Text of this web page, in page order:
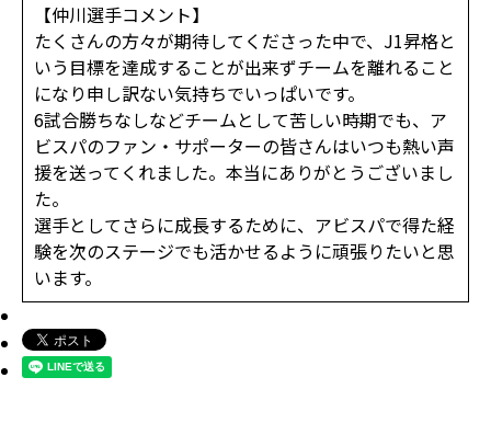
【仲川選手コメント】
たくさんの方々が期待してくださった中で、J1昇格と
いう目標を達成することが出来ずチームを離れること
になり申し訳ない気持ちでいっぱいです。
6試合勝ちなしなどチームとして苦しい時期でも、ア
ビスパのファン・サポーターの皆さんはいつも熱い声
援を送ってくれました。本当にありがとうございまし
た。
選手としてさらに成長するために、アビスパで得た経
験を次のステージでも活かせるように頑張りたいと思
います。